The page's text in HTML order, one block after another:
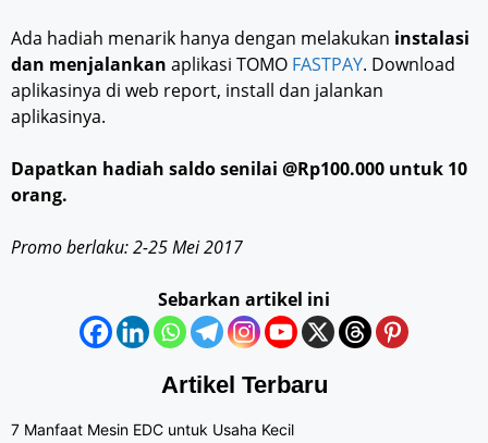
Ada hadiah menarik hanya dengan melakukan instalasi
dan menjalankan aplikasi TOMO FASTPAY. Download
aplikasinya di web report, install dan jalankan
aplikasinya.
Dapatkan hadiah saldo senilai @Rp100.000 untuk 10
orang.
Promo berlaku: 2-25 Mei 2017
Sebarkan artikel ini
Artikel Terbaru
7 Manfaat Mesin EDC untuk Usaha Kecil